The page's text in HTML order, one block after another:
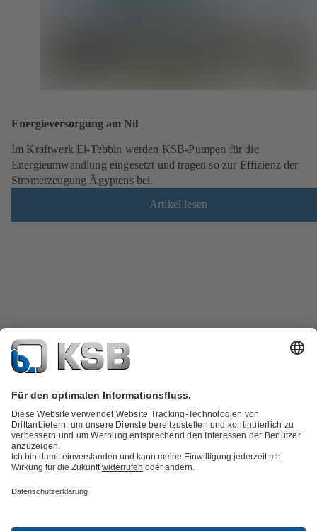
Energieversorgung am Nil
Im Kraftwerk El-Tebbin werden KSB-Pumpen für die
Energieumwandlung eingesetzt und tragen so zur Effizienz der
Stromerzeugung Ägyptens bei.
Artikel lesen